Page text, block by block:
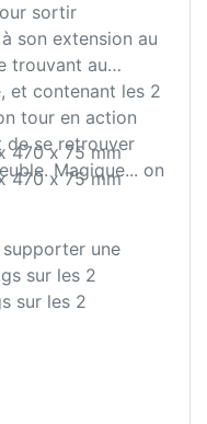
sortir
son extension au
trouvant au
et contenant les 2
tour en action
de se retrouver
Magique... on
470 x 75 mm
470 x 75 mm
une
sur les 2
sur les 2